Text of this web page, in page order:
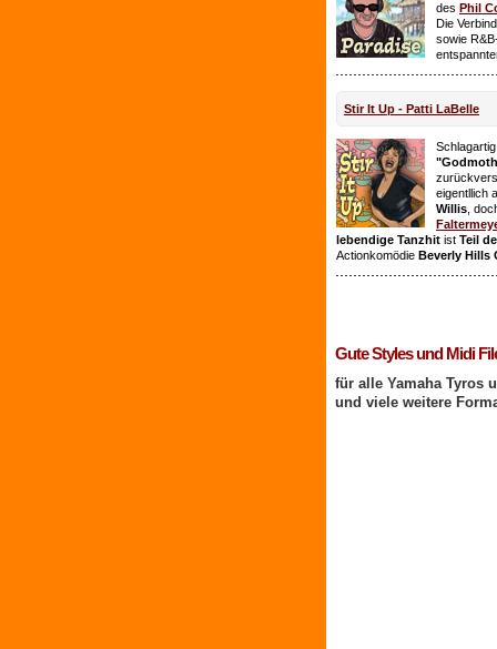
des Phil
Die
sowie
Stir It Up - Patti LaBelle
eigentllich
Willis ,
lebendige Tanzhit ist Teil
Actionkomödie Beverly Hills
Gute Styles und Midi
für alle Yamaha Tyros
und viele weitere